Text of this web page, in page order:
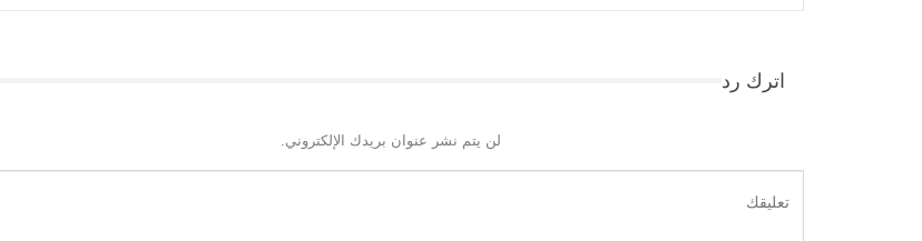
اترك رد
لن يتم نشر عنوان بريدك الإلكتروني.